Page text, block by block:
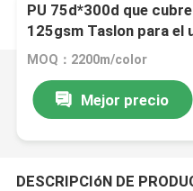
PU 75d*300d que
125gsm Taslon para el
MOQ：2200m/color
Mejor precio
DESCRIPCIóN DE